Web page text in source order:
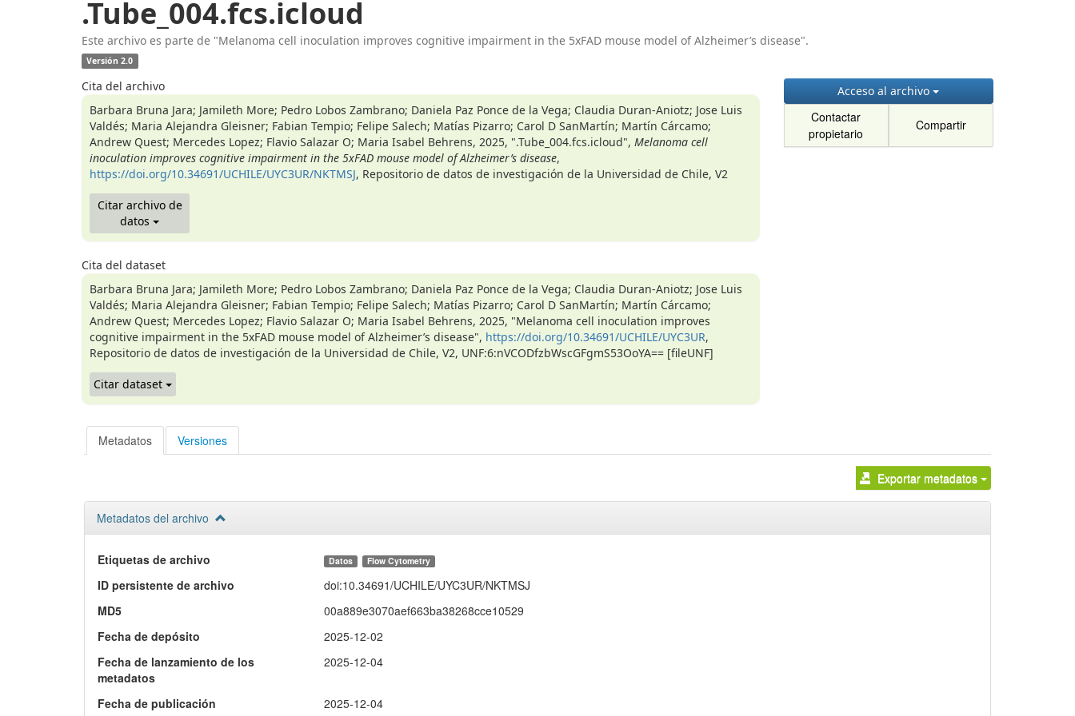
.Tube_004.fcs.icloud
Este archivo es parte de "Melanoma cell inoculation improves cognitive impairment in the 5xFAD mouse model of Alzheimer’s disease".
Versión 2.0
Cita del archivo
Barbara Bruna Jara; Jamileth More; Pedro Lobos Zambrano; Daniela Paz Ponce de la Vega; Claudia Duran-Aniotz; Jose Luis
Valdés; Maria Alejandra Gleisner; Fabian Tempio; Felipe Salech; Matías Pizarro; Carol D SanMartín; Martín Cárcamo;
Andrew Quest; Mercedes Lopez; Flavio Salazar O; Maria Isabel Behrens, 2025, ".Tube_004.fcs.icloud", Melanoma cell
inoculation improves cognitive impairment in the 5xFAD mouse model of Alzheimer’s disease,
https://doi.org/10.34691/UCHILE/UYC3UR/NKTMSJ, Repositorio de datos de investigación de la Universidad de Chile, V2
Citar archivo de
datos
Cita del dataset
Barbara Bruna Jara; Jamileth More; Pedro Lobos Zambrano; Daniela Paz Ponce de la Vega; Claudia Duran-Aniotz; Jose Luis
Valdés; Maria Alejandra Gleisner; Fabian Tempio; Felipe Salech; Matías Pizarro; Carol D SanMartín; Martín Cárcamo;
Andrew Quest; Mercedes Lopez; Flavio Salazar O; Maria Isabel Behrens, 2025, "Melanoma cell inoculation improves
cognitive impairment in the 5xFAD mouse model of Alzheimer’s disease", https://doi.org/10.34691/UCHILE/UYC3UR,
Repositorio de datos de investigación de la Universidad de Chile, V2, UNF:6:nVCODfzbWscGFgmS53OoYA== [fileUNF]
Citar dataset
Acceso al archivo
Contactar
propietario
Compartir
Metadatos Versiones
Exportar metadatos
Metadatos del archivo
Etiquetas de archivo Datos Flow Cytometry
ID persistente de archivo
doi:10.34691/UCHILE/UYC3UR/NKTMSJ
MD5
00a889e3070aef663ba38268cce10529
Fecha de depósito
2025-12-02
Fecha de lanzamiento de los
metadatos
2025-12-04
Fecha de publicación 2025-12-04